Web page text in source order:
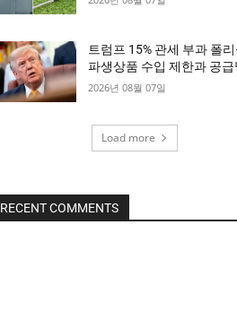
트럼프 15% 관세 부과 폴
파생상품 수입 제한과 공
2026년 08월 07일
Load more
RECENT COMMENTS